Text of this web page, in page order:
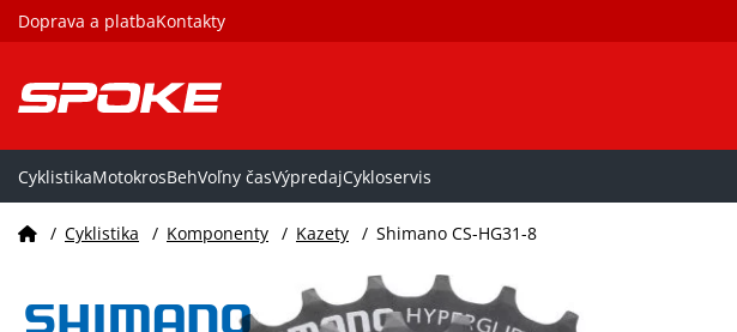
Doprava a platbaKontakty
CyklistikaMotokrosBehVoľny časVýpredajCykloservis
/ Cyklistika / Komponenty / Kazety / Shimano CS-HG31-8